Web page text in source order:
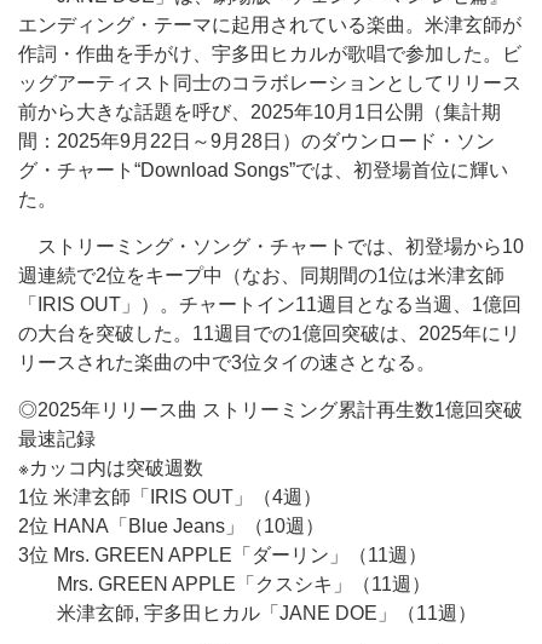
エンディング・テーマに起用されている楽曲。米津玄師が
作詞・作曲を手がけ、宇多田ヒカルが歌唱で参加した。ビ
ッグアーティスト同士のコラボレーションとしてリリース
前から大きな話題を呼び、2025年10月1日公開（集計期
間：2025年9月22日～9月28日）のダウンロード・ソン
グ・チャート“Download Songs”では、初登場首位に輝い
た。
ストリーミング・ソング・チャートでは、初登場から10
週連続で2位をキープ中（なお、同期間の1位は米津玄師
「IRIS OUT」）。チャートイン11週目となる当週、1億回
の大台を突破した。11週目での1億回突破は、2025年にリ
リースされた楽曲の中で3位タイの速さとなる。
◎2025年リリース曲 ストリーミング累計再生数1億回突破
最速記録
※カッコ内は突破週数
1位 米津玄師「IRIS OUT」（4週）
2位 HANA「Blue Jeans」（10週）
3位 Mrs. GREEN APPLE「ダーリン」（11週）
Mrs. GREEN APPLE「クスシキ」（11週）
米津玄師, 宇多田ヒカル「JANE DOE」（11週）